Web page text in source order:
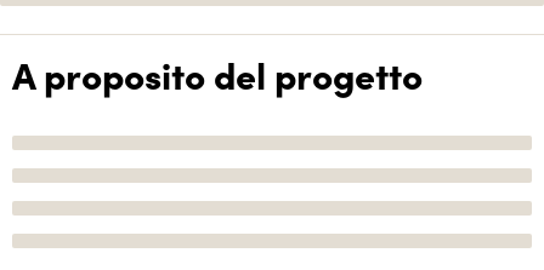
A proposito del progetto